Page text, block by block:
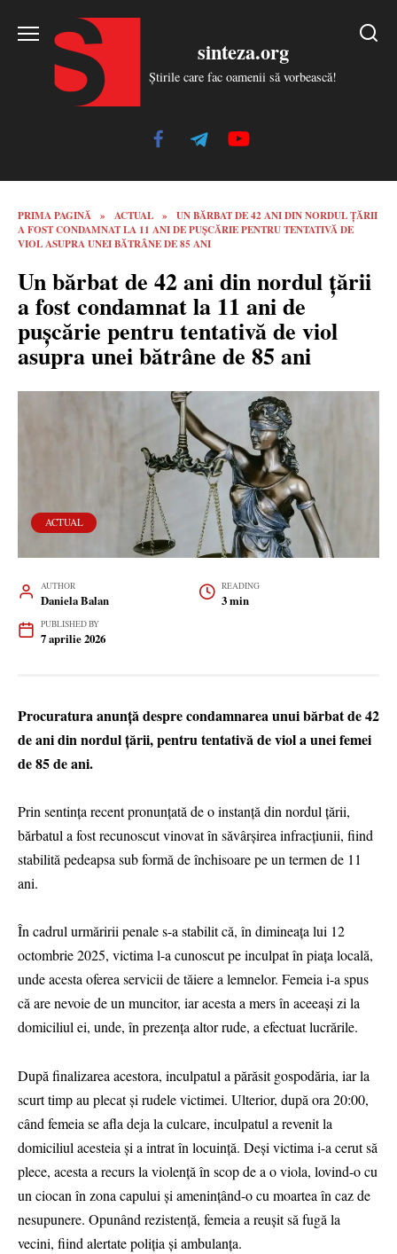
sinteza.org
Știrile care fac oamenii să vorbească!
PRIMA PAGINĂ » ACTUAL »
UN BĂRBAT DE 42 ANI DIN NORDUL ȚĂRII
A FOST CONDAMNAT LA 11 ANI DE PUȘCĂRIE PENTRU TENTATIVĂ DE
VIOL ASUPRA UNEI BĂTRÂNE DE 85 ANI
Un bărbat de 42 ani din nordul țării
a fost condamnat la 11 ani de
pușcărie pentru tentativă de viol
asupra unei bătrâne de 85 ani
ACTUAL
AUTHOR
Daniela Balan
READING
3 min
PUBLISHED BY
7 aprilie 2026
Procuratura anunță despre condamnarea unui bărbat de 42
de ani din nordul țării, pentru tentativă de viol a unei femei
de 85 de ani.
Prin sentința recent pronunțată de o instanță din nordul țării,
bărbatul a fost recunoscut vinovat în săvârșirea infracțiunii, fiind
stabilită pedeapsa sub formă de închisoare pe un termen de 11
ani.
În cadrul urmăririi penale s-a stabilit că, în dimineața lui 12
octombrie 2025, victima l-a cunoscut pe inculpat în piața locală,
unde acesta oferea servicii de tăiere a lemnelor. Femeia i-a spus
că are nevoie de un muncitor, iar acesta a mers în aceeași zi la
domiciliul ei, unde, în prezența altor rude, a efectuat lucrările.
După finalizarea acestora, inculpatul a părăsit gospodăria, iar la
scurt timp au plecat și rudele victimei. Ulterior, după ora 20:00,
când femeia se afla deja la culcare, inculpatul a revenit la
domiciliul acesteia și a intrat în locuință. Deși victima i-a cerut să
plece, acesta a recurs la violență în scop de a o viola, lovind-o cu
un ciocan în zona capului și amenințând-o cu moartea în caz de
nesupunere. Opunând rezistență, femeia a reușit să fugă la
vecini, fiind alertate poliția și ambulanța.